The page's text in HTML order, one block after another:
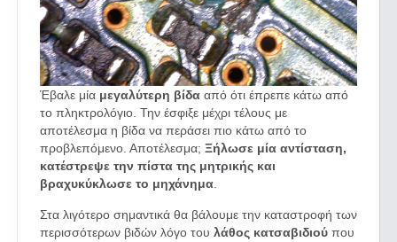
Έβαλε μία μεγαλύτερη βίδα από ότι έπρεπε κάτω από
το πληκτρολόγιο. Την έσφιξε μέχρι τέλους με
αποτέλεσμα η βίδα να περάσει πιο κάτω από το
προβλεπόμενο. Αποτέλεσμα; Ξήλωσε μία αντίσταση,
κατέστρεψε την πίστα της μητρικής και
βραχυκύκλωσε το μηχάνημα.
Στα λιγότερο σημαντικά θα βάλουμε την καταστροφή των
περισσότερων βιδών λόγο του λάθος κατσαβιδιού που